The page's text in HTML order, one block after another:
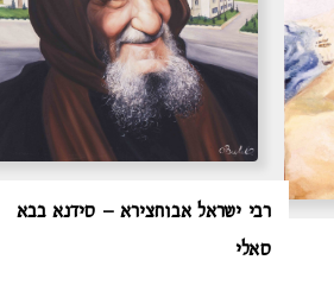
רבי ישראל אבוחצירא – סידנא בבא
סאלי